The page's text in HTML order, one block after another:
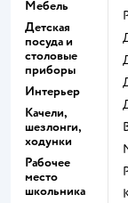
Мебель
Детская
посуда и
столовые
приборы
Интерьер
Качели,
шезлонги,
ходунки
Рабочее
место
школьника